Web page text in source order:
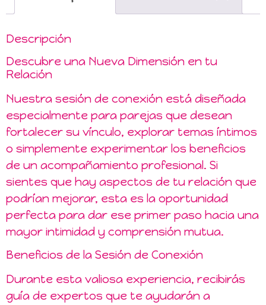
Descripción
Descubre una Nueva Dimensión en tu
Relación
Nuestra sesión de conexión está diseñada
especialmente para parejas que desean
fortalecer su vínculo, explorar temas íntimos
o simplemente experimentar los beneficios
de un acompañamiento profesional. Si
sientes que hay aspectos de tu relación que
podrían mejorar, esta es la oportunidad
perfecta para dar ese primer paso hacia una
mayor intimidad y comprensión mutua.
Beneficios de la Sesión de Conexión
Durante esta valiosa experiencia, recibirás
guía de expertos que te ayudarán a